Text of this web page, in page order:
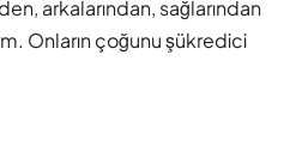
arkalarından, sağlarından
Onların çoğunu şükredici